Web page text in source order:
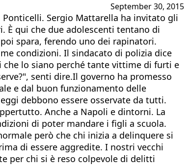
September 30, 2015
Sergio Mattarella ha invitato gli
È qui che due adolescenti tentano di
spara, ferendo uno dei rapinatori.
condizioni. Il sindacato di polizia dice
che lo siano perché tante vittime di furti e
senti dire.Il governo ha promesso
e dal buon funzionamento delle
debbono essere osservate da tutti.
Anche a Napoli e dintorni. La
di poter mandare i figli a scuola.
però che chi inizia a delinquere si
di essere aggredite. I nostri vecchi
per chi si è reso colpevole di delitti